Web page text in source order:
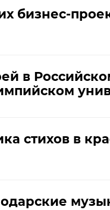
бизнес-
в
стихов в